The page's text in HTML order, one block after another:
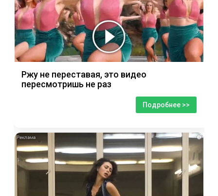
Ржу не переставая, это видео
пересмотришь не раз
Подробнее >>
i